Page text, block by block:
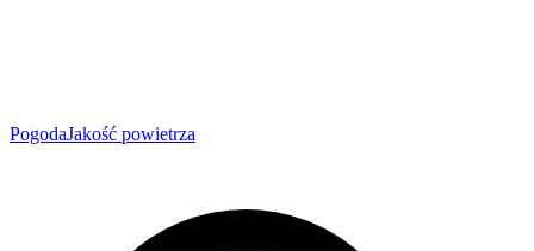
PogodaJakość powietrza